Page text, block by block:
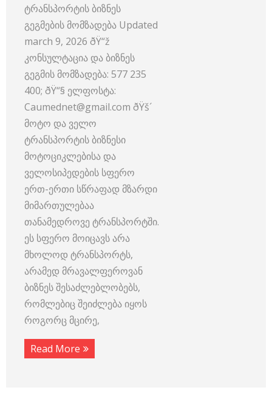
ტრანსპორტის ბიზნეს
გეგმების მომზადება Updated
march 9, 2026 ðŸ“ž
კონსულტაცია და ბიზნეს
გეგმის მომზადება: 577 235
400; ðŸ“§ ელფოსტა:
Caumednet@gmail.com ðŸš´
მოტო და ველო
ტრანსპორტის ბიზნესი
მოტოციკლებისა და
ველოსიპედების სფერო
ერთ-ერთი სწრაფად მზარდი
მიმართულებაა
თანამედროვე ტრანსპორტში.
ეს სფერო მოიცავს არა
მხოლოდ ტრანსპორტს,
არამედ მრავალფეროვან
ბიზნეს შესაძლებლობებს,
რომლებიც შეიძლება იყოს
როგორც მცირე,
Read More